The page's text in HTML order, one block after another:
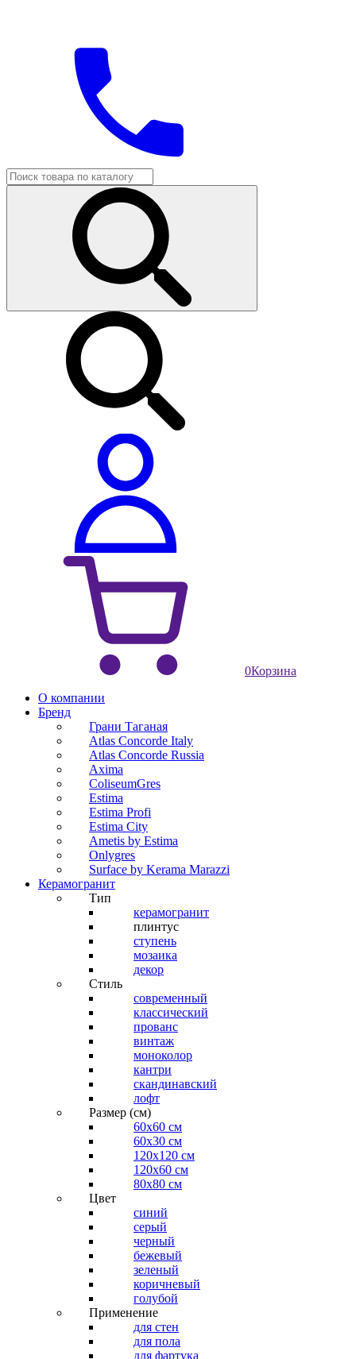
0Корзина
О компании
Бренд
Грани Таганая
Atlas Concorde Italy
Atlas Concorde Russia
Axima
ColiseumGres
Estima
Estima Profi
Estima City
Ametis by Estima
Onlygres
Surface by Kerama Marazzi
Керамогранит
Тип
керамогранит
плинтус
ступень
мозаика
декор
Стиль
современный
классический
прованс
винтаж
моноколор
кантри
скандинавский
лофт
Размер (см)
60х60 см
60x30 см
120x120 см
120x60 см
80x80 см
Цвет
синий
серый
черный
бежевый
зеленый
коричневый
голубой
Применение
для стен
для пола
для фартука